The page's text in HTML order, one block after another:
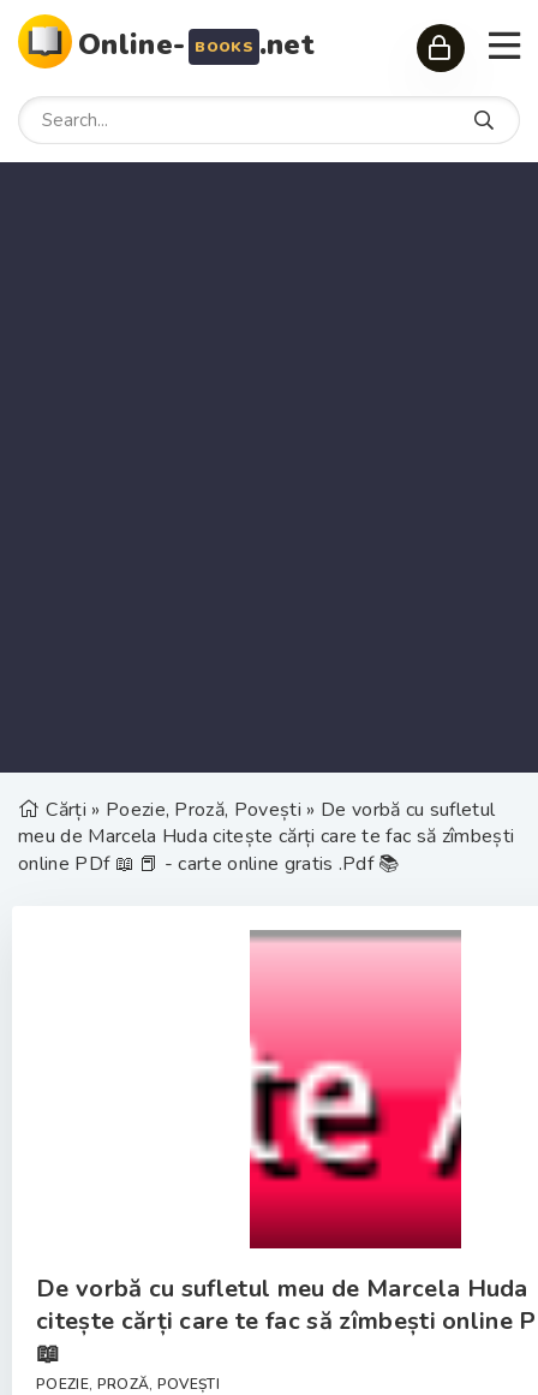
Online- BOOKS .net
Cărți » Poezie, Proză, Povești » De vorbă cu sufletul
meu de Marcela Huda citește cărți care te fac să zîmbești
online PDf 📖 📕 - carte online gratis .Pdf 📚
De vorbă cu sufletul meu de Marcela Huda
citește cărți care te fac să zîmbești online
📖
POEZIE, PROZĂ, POVEȘTI